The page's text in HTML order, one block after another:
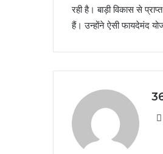
रही है। बाड़ी विकास से
हैं। उन्होंने ऐसी फायदेमंद